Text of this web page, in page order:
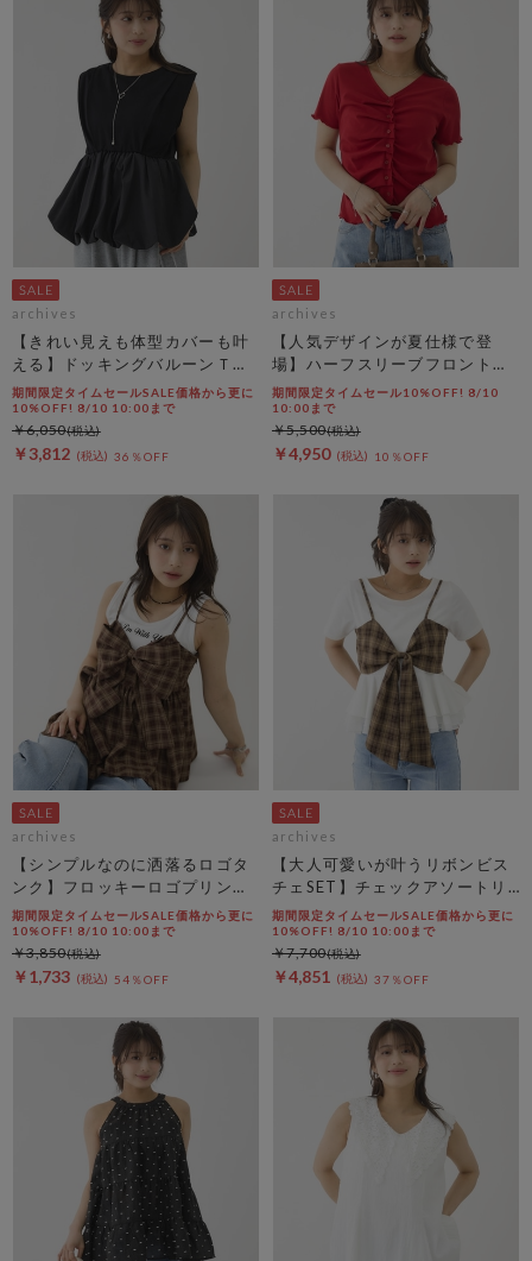
archives
【きれい見えも体型カバーも叶
える】ドッキングバルーンＴＯ
ＰＳ
期間限定タイムセールSALE価格から更に
10%OFF! 8/10 10:00まで
￥3,812 36％OFF
￥6,050
archives
【人気デザインが夏仕様で登
場】ハーフスリーブフロントタ
ックカットＴＯＰＳ
期間限定タイムセール10%OFF! 8/10
10:00まで
￥4,950 10％OFF
￥5,500
archives
【シンプルなのに洒落るロゴタ
ンク】フロッキーロゴプリント
タンク
期間限定タイムセールSALE価格から更に
10%OFF! 8/10 10:00まで
￥1,733 54％OFF
￥3,850
archives
【大人可愛いが叶うリボンビス
チェSET】チェックアソートリ
ボンビスチェ×ペプラムブラウ
スＴＥＥ ＳＥＴ
期間限定タイムセールSALE価格から更に
10%OFF! 8/10 10:00まで
￥4,851 37％OFF
￥7,700